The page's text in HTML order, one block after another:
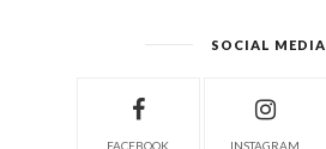
SOCIAL MEDIA
FACEBOOK INSTAGRAM